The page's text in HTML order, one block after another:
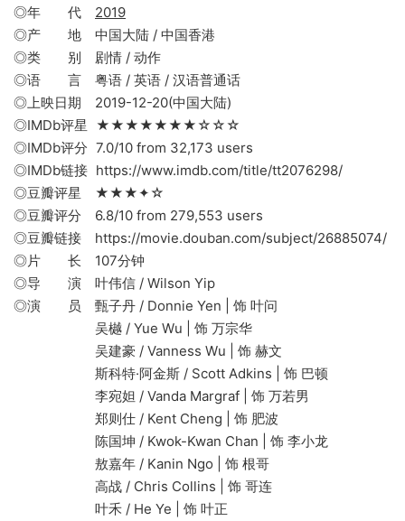
◎年 代 2019
◎产 地 中国大陆 / 中国香港
◎类 别 剧情 / 动作
◎语 言 粤语 / 英语 / 汉语普通话
◎上映日期 2019-12-20(中国大陆)
◎IMDb评星 ★★★★★★★☆☆☆
◎IMDb评分 7.0/10 from 32,173 users
◎IMDb链接 https://www.imdb.com/title/tt2076298/
◎豆瓣评星 ★★★✦☆
◎豆瓣评分 6.8/10 from 279,553 users
◎豆瓣链接 https://movie.douban.com/subject/26885074/
◎片 长 107分钟
◎导 演 叶伟信 / Wilson Yip
◎演 员 甄子丹 / Donnie Yen | 饰 叶问
吴樾 / Yue Wu | 饰 万宗华
吴建豪 / Vanness Wu | 饰 赫文
斯科特·阿金斯 / Scott Adkins | 饰 巴顿
李宛妲 / Vanda Margraf | 饰 万若男
郑则仕 / Kent Cheng | 饰 肥波
陈国坤 / Kwok-Kwan Chan | 饰 李小龙
敖嘉年 / Kanin Ngo | 饰 根哥
高战 / Chris Collins | 饰 哥连
叶禾 / He Ye | 饰 叶正